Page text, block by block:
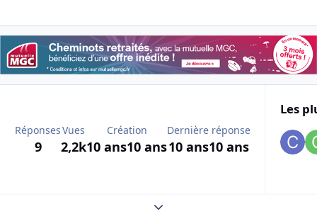
Réponses
9
Vues
2,2k
Création
10 ans10 ans
Dernière réponse
10 ans10 ans
Les
Expand topic overview